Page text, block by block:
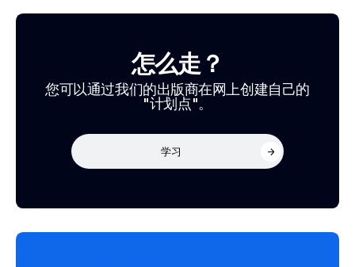
怎么走？
您可以通过我们的出版商在网上创建自己的
"计划点"。
学习